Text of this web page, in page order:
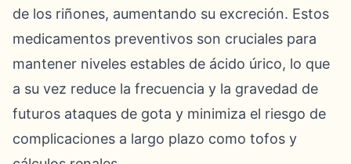
de los riñones, aumentando su excreción. Estos
medicamentos preventivos son cruciales para
mantener niveles estables de ácido úrico, lo que
a su vez reduce la frecuencia y la gravedad de
futuros ataques de gota y minimiza el riesgo de
complicaciones a largo plazo como tofos y